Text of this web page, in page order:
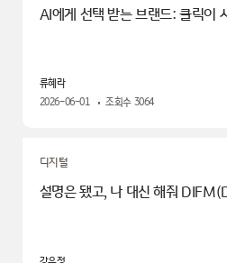
AI에게 선택 받는 브랜드: 클릭이
류혜라
2026-06-01
조회수 3064
디지털
설명은 됐고, 나 대신 해줘